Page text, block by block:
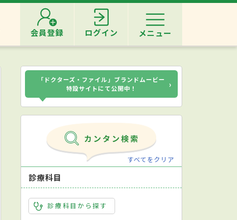
会員登録 ログイン メニュー
「ドクターズ・ファイル」ブランドムービー
特設サイトにて公開中！
›
すべてをクリア
診療科目
診療科目から探す